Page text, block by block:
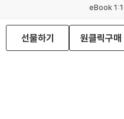
선물하기 원클릭구매
eBook 1:1
예스이십사(
이용약관
개인정